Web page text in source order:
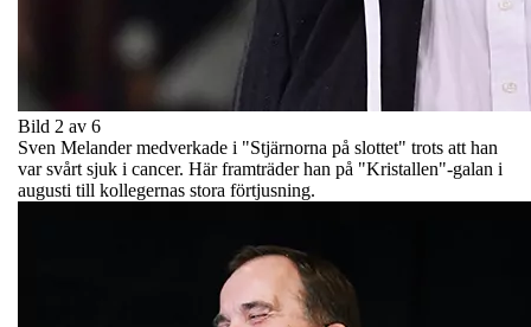
Bild 2 av 6
Sven Melander medverkade i "Stjärnorna på slottet" trots att han
var svårt sjuk i cancer. Här framträder han på "Kristallen"-galan i
augusti till kollegernas stora förtjusning.